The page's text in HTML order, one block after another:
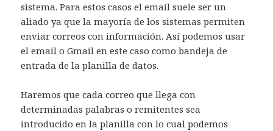
sistema. Para estos casos el email suele ser un
aliado ya que la mayoría de los sistemas permiten
enviar correos con información. Así podemos usar
el email o Gmail en este caso como bandeja de
entrada de la planilla de datos.
Haremos que cada correo que llega con
determinadas palabras o remitentes sea
introducido en la planilla con lo cual podemos